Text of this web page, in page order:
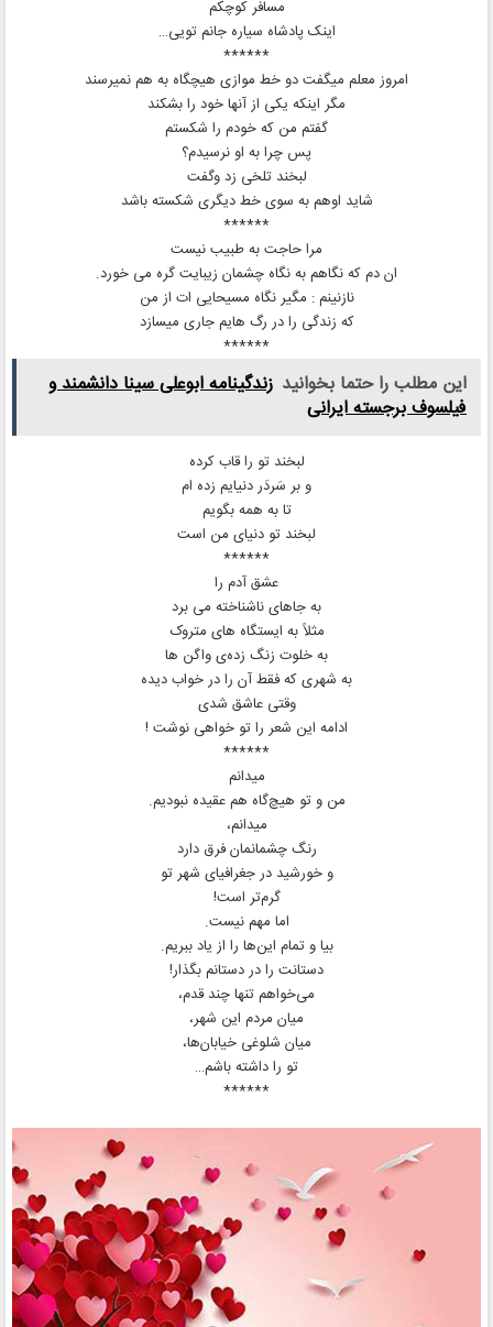
مسافر کوچکم
اینک پادشاه سیاره جانم تویی…
******
امروز معلم میگفت دو خط موازی هیچگاه به هم نمیرسند
مگر اینکه یکی از آنها خود را بشکند
گفتم من که خودم را شکستم
پس چرا به او نرسیدم؟
لبخند تلخی زد وگفت
شاید اوهم به سوی خط دیگری شکسته باشد
******
مرا حاجت به طبیب نیست
ان دم که نگاهم به نگاه چشمان زیبایت گره می خورد.
نازنینم : مگیر نگاه مسیحایی ات از من
که زندگی را در رگ هایم جاری میسازد
******
این مطلب را حتما بخوانید زندگینامه ابوعلی سینا دانشمند و
فیلسوف برجسته ایرانی
لبخند تو را قاب کرده
و بر سَردَر دنیایم زده ام
تا به همه بگویم
لبخند تو دنیای من است
******
عشق آدم را
به جاهای ناشناخته می‌ برد
مثلاً به ایستگاه‌ های متروک
به خلوت زنگ زده‌ی واگن‌ ها
به شهری که فقط آن را در خواب دیده
وقتی عاشق شدی
ادامه‌ این شعر را تو خواهی نوشت !
******
میدانم
من و تو هیچ‌گاه هم عقیده نبودیم.
میدانم،
رنگ چشمانمان فرق دارد
و خورشید در جغرافیای شهر تو
گرم‌تر است!
اما مهم نیست.
بیا و تمام این‌ها را از یاد ببریم.
دستانت را در دستانم بگذار!
می‌خواهم تنها چند قدم،
میان مردم این شهر،
میان شلوغی خیابان‌ها،
تو را داشته باشم…
******